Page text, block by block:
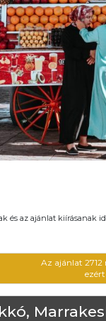
és az ajánlat kiírásanak
Az ajánlat